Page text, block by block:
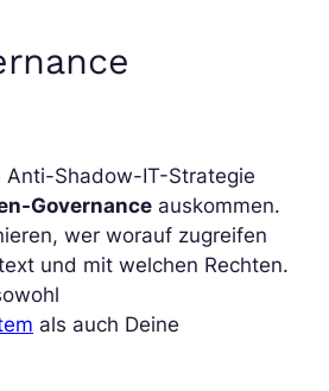
Anti-Shadow-IT-Strategie
Governance auskommen.
wer worauf zugreifen
und mit welchen Rechten.
als auch Deine